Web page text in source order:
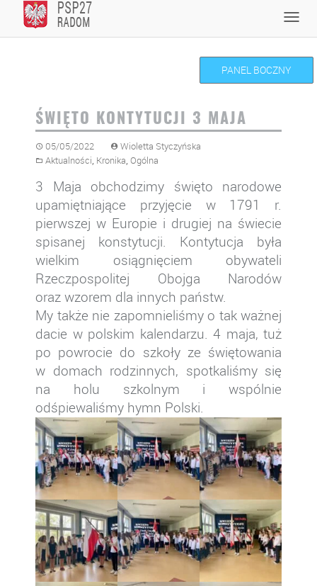
content
PANEL BOCZNY
ŚWIĘTO KONTYTUCJI 3 MAJA
05/05/2022
Wioletta Styczyńska
Aktualności, Kronika, Ogólna
3 Maja obchodzimy święto narodowe
upamiętniające przyjęcie w 1791 r.
pierwszej w Europie i drugiej na świecie
spisanej konstytucji. Kontytucja była
wielkim osiągnięciem obywateli
Rzeczpospolitej Obojga Narodów
oraz wzorem dla innych państw.
My także nie zapomnieliśmy o tak ważnej
dacie w polskim kalendarzu. 4 maja, tuż
po powrocie do szkoły ze świętowania
w domach rodzinnych, spotkaliśmy się
na holu szkolnym i wspólnie
odśpiewaliśmy hymn Polski.